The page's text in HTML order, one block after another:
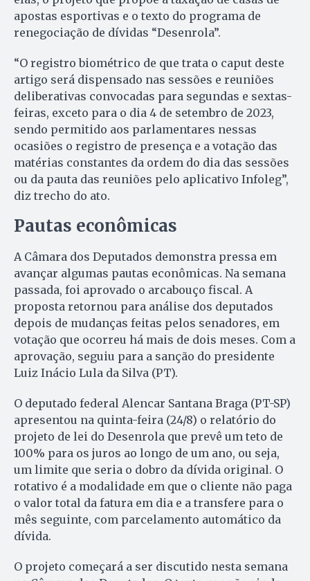
apostas esportivas e o texto do programa de
renegociação de dívidas “Desenrola”.
“O registro biométrico de que trata o caput deste
artigo será dispensado nas sessões e reuniões
deliberativas convocadas para segundas e sextas-
feiras, exceto para o dia 4 de setembro de 2023,
sendo permitido aos parlamentares nessas
ocasiões o registro de presença e a votação das
matérias constantes da ordem do dia das sessões
ou da pauta das reuniões pelo aplicativo Infoleg”,
diz trecho do ato.
Pautas econômicas
A Câmara dos Deputados demonstra pressa em
avançar algumas pautas econômicas. Na semana
passada, foi aprovado o arcabouço fiscal. A
proposta retornou para análise dos deputados
depois de mudanças feitas pelos senadores, em
votação que ocorreu há mais de dois meses. Com a
aprovação, seguiu para a sanção do presidente
Luiz Inácio Lula da Silva (PT).
O deputado federal Alencar Santana Braga (PT-SP)
apresentou na quinta-feira (24/8) o relatório do
projeto de lei do Desenrola que prevê um teto de
100% para os juros ao longo de um ano, ou seja,
um limite que seria o dobro da dívida original. O
rotativo é a modalidade em que o cliente não paga
o valor total da fatura em dia e a transfere para o
mês seguinte, com parcelamento automático da
dívida.
O projeto começará a ser discutido nesta semana